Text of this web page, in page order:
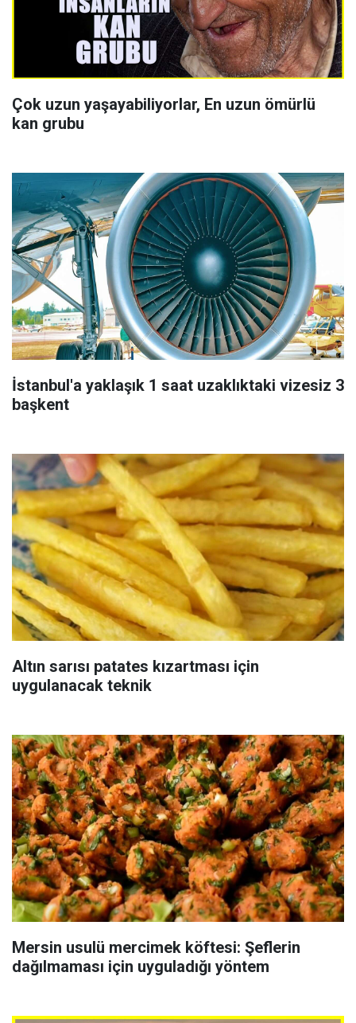
Çok uzun yaşayabiliyorlar, En uzun ömürlü
kan grubu
İstanbul'a yaklaşık 1 saat uzaklıktaki vizesiz 3
başkent
Altın sarısı patates kızartması için
uygulanacak teknik
Mersin usulü mercimek köftesi: Şeflerin
dağılmaması için uyguladığı yöntem